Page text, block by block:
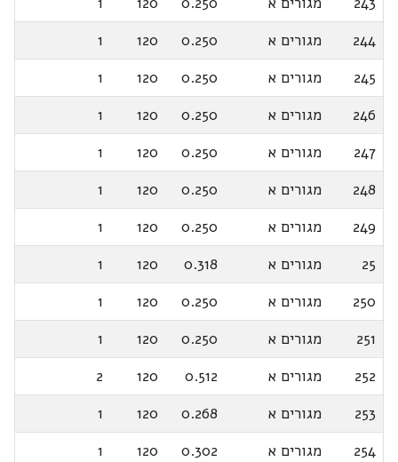
244
מגורים א 0.250
120
1
245
מגורים א 0.250
120
1
246
מגורים א 0.250
120
1
247
מגורים א 0.250
120
1
248
מגורים א 0.250
120
1
249
מגורים א 0.250
120
1
25
מגורים א 0.318
120
1
250
מגורים א 0.250
120
1
251
מגורים א 0.250
120
1
252
מגורים א 0.512
120
2
253
מגורים א 0.268
120
1
254
מגורים א 0.302
120
1